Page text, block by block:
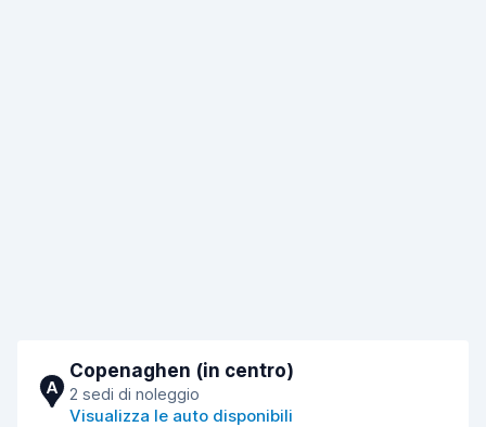
A
Copenaghen (in centro)
2 sedi di noleggio
Visualizza le auto disponibili